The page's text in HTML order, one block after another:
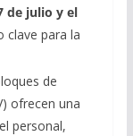
de julio y el
clave para la
de
ofrecen una
personal,